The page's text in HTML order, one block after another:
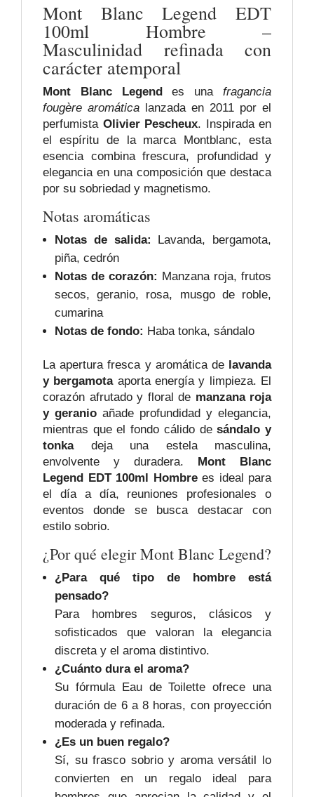
Mont Blanc Legend EDT
100ml Hombre –
Masculinidad refinada con
carácter atemporal
Mont Blanc Legend es unafragancia
fougère aromática lanzada en 2011 por el
perfumista Olivier Pescheux. Inspirada en
el espíritu de la marca Montblanc, esta
esencia combina frescura, profundidad y
elegancia en una composición que destaca
por su sobriedad y magnetismo.
Notas aromáticas
Notas de salida: Lavanda, bergamota,
piña, cedrón
Notas de corazón: Manzana roja, frutos
secos, geranio, rosa, musgo de roble,
cumarina
Notas de fondo: Haba tonka, sándalo
La apertura fresca y aromática de lavanda
y bergamotaaporta energía y limpieza. El
corazón afrutado y floral de manzana roja
y geranio añade profundidad y elegancia,
mientras que el fondo cálido desándalo y
tonkadeja una estela masculina,
envolvente y duradera.
Mont Blanc
Legend EDT 100ml Hombrees ideal para
el día a día, reuniones profesionales o
eventos donde se busca destacar con
estilo sobrio.
¿Por qué elegir Mont Blanc Legend?
¿Para qué tipo de hombre está
pensado?
Para hombres seguros, clásicos y
sofisticados que valoran la elegancia
discreta y el aroma distintivo.
¿Cuánto dura el aroma?
Su fórmula Eau de Toilette ofrece una
duración de 6 a 8 horas, con proyección
moderada y refinada.
¿Es un buen regalo?
Sí, su frasco sobrio y aroma versátil lo
convierten en un regalo ideal para